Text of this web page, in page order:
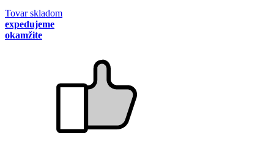
Tovar skladom
expedujeme
okamžite